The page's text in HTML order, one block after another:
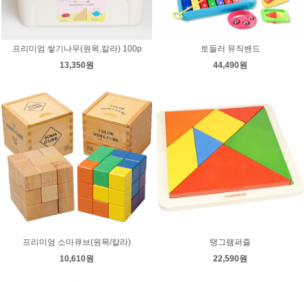
프리미엄 쌓기나무(원목,칼라) 100p
13,350원
토들러 뮤직밴드
44,490원
프리미엄 소마큐브(원목/칼라)
10,610원
탱그램퍼즐
22,590원